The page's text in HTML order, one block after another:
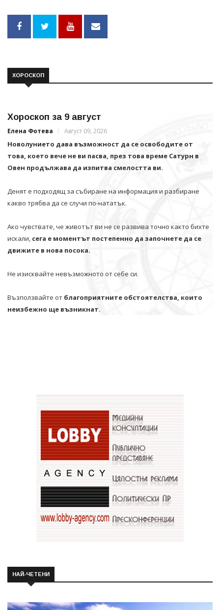
ХОРОСКОП
Хороскоп за 9 август
Елена Фотева Август 09, 2026
Новолунието дава възможност да се освободите от
това, което вече не ви пасва, през това време Сатурн в
Овен продължава да изпитва смелостта ви.
Денят е подходящ за събиране на информация и разбиране
какво трябва да се случи по-нататък.
Ако чувствате, че животът ви не се развива точно както бихте
искали, сега е моментът постепенно да започнете да се
движите в нова посока.
Не изисквайте невъзможното от себе си.
Възползвайте от благоприятните обстоятелства, които
неизбежно ще възникнат.
НАЙ-ЧЕТЕНИ